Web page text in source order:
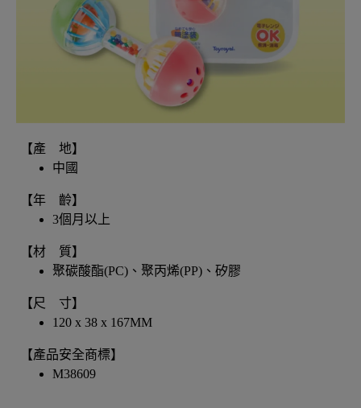
【產 地】
中國
【年 齡】
3個月以上
【材 質】
聚碳酸酯(PC)、聚丙烯(PP)、矽膠
【尺 寸】
120 x 38 x 167MM
【產品安全商標】
M38609